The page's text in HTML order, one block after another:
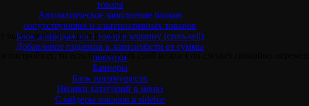
товара
Автоматическое заполнение блоков
сопутствующих и альтернативных товаров
Блок допродаж на 1 товар в корзину (cross-sell)
Добавление подарков в зависимости от суммы
покупки
Баннеры
Блок преимуществ
Иконки категорий в меню
Слайдеры товаров в sidebar
сможете в редакторе сайта.
то есть подтвердив свой возраст он сможет спокойно